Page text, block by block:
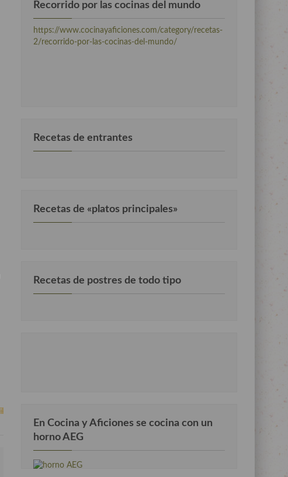
Recorrido por las cocinas del mundo
https://www.cocinayaficiones.com/category/recetas-
2/recorrido-por-las-cocinas-del-mundo/
Recetas de entrantes
Recetas de «platos principales»
Recetas de postres de todo tipo
En Cocina y Aficiones se cocina con un
horno AEG